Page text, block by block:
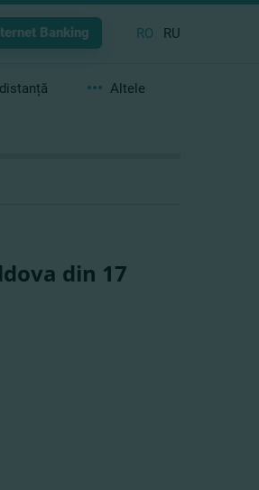
Banking RO RU
Altele
din 17